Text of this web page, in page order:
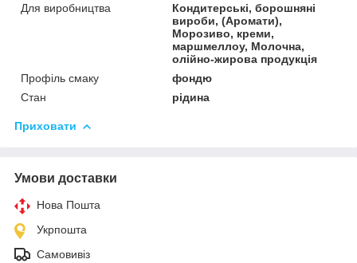
Для виробництва
Кондитерські, борошняні
вироби, (Аромати),
Морозиво, креми,
маршмеллоу, Молочна,
олійно-жирова продукція
Профіль смаку
фондю
Стан
рідина
Приховати
Умови доставки
Нова Пошта
Укрпошта
Самовивіз